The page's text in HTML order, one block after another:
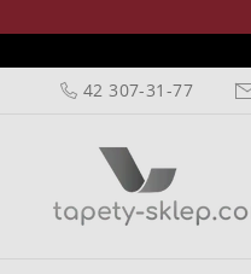
42 307-31-77